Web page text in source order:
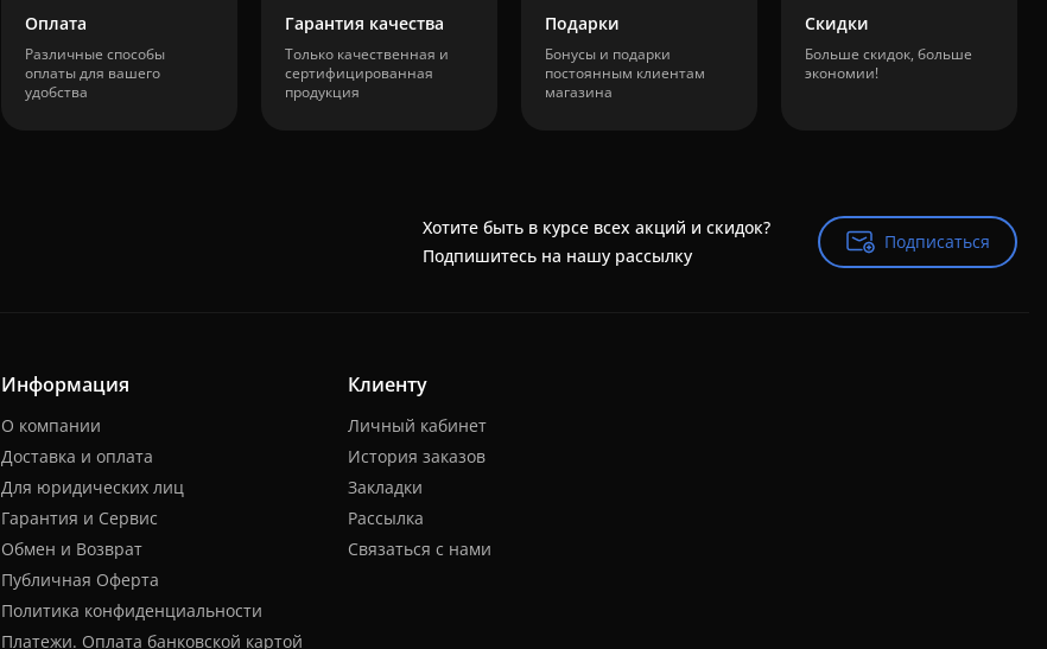
Оплата
Различные способы
оплаты для вашего
удобства
Гарантия качества
Только качественная и
сертифицированная
продукция
Подарки
Бонусы и подарки
постоянным клиентам
магазина
Скидки
Больше скидок, больше
экономии!
Хотите быть в курсе всех акций и скидок?
Подпишитесь на нашу рассылку
Подписаться
Подписаться
Информация
О компании
Доставка и оплата
Для юридических лиц
Гарантия и Сервис
Обмен и Возврат
Публичная Оферта
Политика конфиденциальности
Платежи. Оплата банковской картой
Клиенту
Личный кабинет
История заказов
Закладки
Рассылка
Связаться с нами